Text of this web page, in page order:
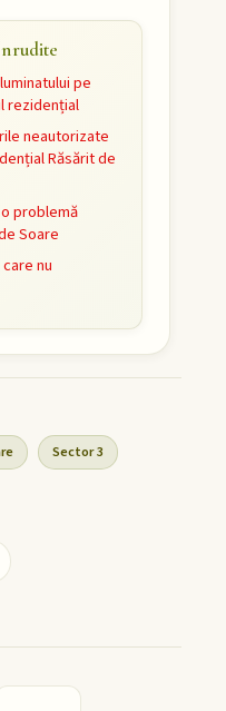
pe
rezidențial
neautorizate
Răsărit de
o problemă
Soare
nu
Sector 3